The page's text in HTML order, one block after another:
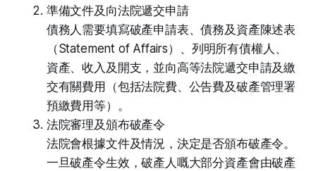
準備文件及向法院遞交申請
債務人需要填寫破產申請表、債務及資產陳述表
（Statement of Affairs）、列明所有債權人、
資產、收入及開支，並向高等法院遞交申請及繳
交有關費用（包括法院費、公告費及破產管理署
預繳費用等）。
法院審理及頒布破產令
法院會根據文件及情況，決定是否頒布破產令。
一旦破產令生效，破產人嘅大部分資產會由破產